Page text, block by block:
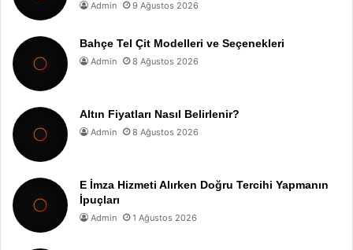
Admin 9 Ağustos 2026
Bahçe Tel Çit Modelleri ve Seçenekleri
Admin 8 Ağustos 2026
Altın Fiyatları Nasıl Belirlenir?
Admin 8 Ağustos 2026
E İmza Hizmeti Alırken Doğru Tercihi Yapmanın
İpuçları
Admin 1 Ağustos 2026